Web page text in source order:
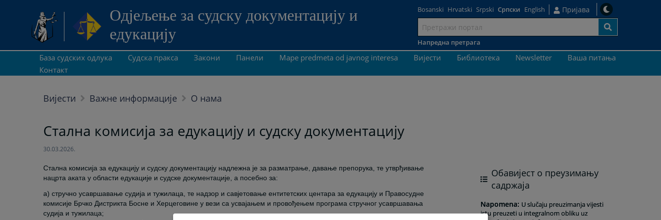
Одjељење за судску документацију и
едукацију
Иди
на
садржај
Bosanski Hrvatski Srpski Српски English Пријава
Напредна претрага
База судских одлука Судска пракса Закони Панели Mape predmeta od javnog interesa Вијести Библиотека Newsletter
Ваша питања
Контакт
Вијести Важне информације О нама
Стална комисија за едукацију и судску документацију
30.03.2026.
Стална комисија за едукацију и судску документацију надлежна је за разматрање, давање препорука, те утврђивање
нацрта аката у области едукације и судске документације, а посебно за:
а) стручно усавршавање судија и тужилаца, те надзор и савјетовање ентитетских центара за едукацију и Правосудне
комисије Брчко Дистрикта Босне и Херцеговине у вези са усвајањем и провођењем програма стручног усавршавања
судија и тужилаца;
Обавијест о преузимању
садржаја
Napomena: U slučaju preuzimanja vijesti
istu preuzeti u integralnom obliku uz